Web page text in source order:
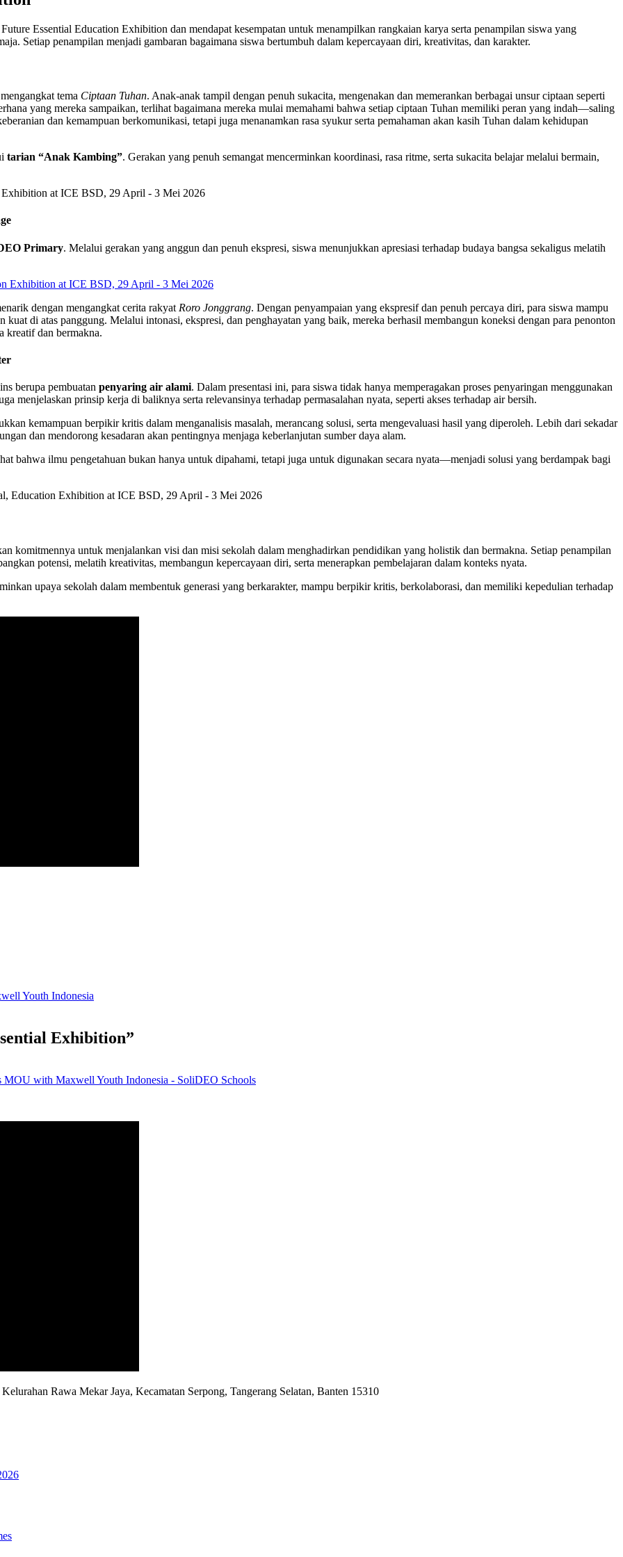
Essential Education Exhibition dan mendapat kesempatan untuk menampilkan rangkaian karya serta penampilan siswa yang
Setiap penampilan menjadi gambaran bagaimana siswa bertumbuh dalam kepercayaan diri, kreativitas, dan karakter.
tema Ciptaan Tuhan. Anak-anak tampil dengan penuh sukacita, mengenakan dan memerankan berbagai unsur ciptaan seperti
yang mereka sampaikan, terlihat bagaimana mereka mulai memahami bahwa setiap ciptaan Tuhan memiliki peran yang indah—saling
dan kemampuan berkomunikasi, tetapi juga menanamkan rasa syukur serta pemahaman akan kasih Tuhan dalam kehidupan
tarian “Anak Kambing”. Gerakan yang penuh semangat mencerminkan koordinasi, rasa ritme, serta sukacita belajar melalui bermain,
Primary. Melalui gerakan yang anggun dan penuh ekspresi, siswa menunjukkan apresiasi terhadap budaya bangsa sekaligus melatih
dengan mengangkat cerita rakyat Roro Jonggrang. Dengan penyampaian yang ekspresif dan penuh percaya diri, para siswa mampu
di atas panggung. Melalui intonasi, ekspresi, dan penghayatan yang baik, mereka berhasil membangun koneksi dengan para penonton
kreatif dan bermakna.
berupa pembuatan penyaring air alami. Dalam presentasi ini, para siswa tidak hanya memperagakan proses penyaringan menggunakan
menjelaskan prinsip kerja di baliknya serta relevansinya terhadap permasalahan nyata, seperti akses terhadap air bersih.
kemampuan berpikir kritis dalam menganalisis masalah, merancang solusi, serta mengevaluasi hasil yang diperoleh. Lebih dari sekadar
dan mendorong kesadaran akan pentingnya menjaga keberlanjutan sumber daya alam.
bahwa ilmu pengetahuan bukan hanya untuk dipahami, tetapi juga untuk digunakan secara nyata—menjadi solusi yang berdampak bagi
komitmennya untuk menjalankan visi dan misi sekolah dalam menghadirkan pendidikan yang holistik dan bermakna. Setiap penampilan
potensi, melatih kreativitas, membangun kepercayaan diri, serta menerapkan pembelajaran dalam konteks nyata.
upaya sekolah dalam membentuk generasi yang berkarakter, mampu berpikir kritis, berkolaborasi, dan memiliki kepedulian terhadap
Youth Indonesia
Exhibition”
with Maxwell Youth Indonesia - SoliDEO Schools
Rawa Mekar Jaya, Kecamatan Serpong, Tangerang Selatan, Banten 15310